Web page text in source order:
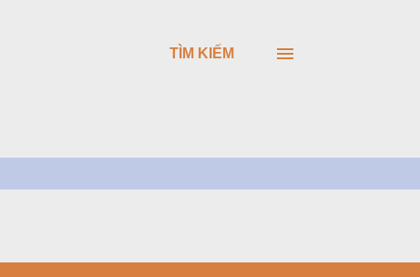
TÌM KIẾM